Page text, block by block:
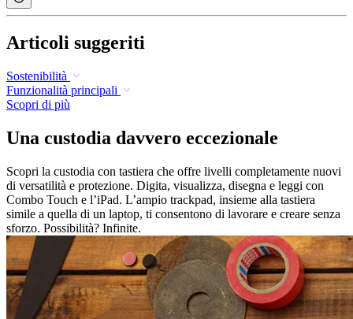
Articoli suggeriti
Sostenibilità
Funzionalità principali
Scopri di più
Una custodia davvero eccezionale
Scopri la custodia con tastiera che offre livelli completamente nuovi
di versatilità e protezione. Digita, visualizza, disegna e leggi con
Combo Touch e l’iPad. L’ampio trackpad, insieme alla tastiera
simile a quella di un laptop, ti consentono di lavorare e creare senza
sforzo. Possibilità? Infinite.